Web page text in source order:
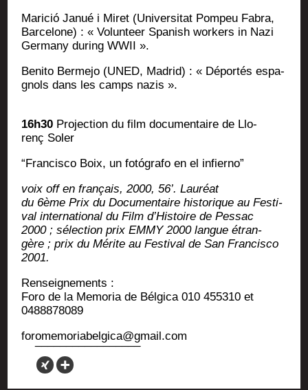
Mari­ció Janué i Miret (Uni­ver­si­tat Pom­peu Fabra,
Bar­ce­lone) : « Volun­teer Spa­nish wor­kers in Nazi
Ger­ma­ny during WWII ».
Beni­to Ber­me­jo (UNED, Madrid) : « Dépor­tés espa­
gnols dans les camps nazis ».
16h30 Pro­jec­tion du film docu­men­taire de Llo­
renç Soler
“Fran­cis­co Boix, un fotó­gra­fo en el infierno”
voix off en fran­çais, 2000, 56’. Lauréat
du 6ème Prix du Docu­men­taire his­to­rique au Fes­ti­
val inter­na­tio­nal du Film d’Histoire de Pes­sac
2000 ; sélec­tion prix EMMY 2000 langue étran­
gère ; prix du Mérite au Fes­ti­val de San Fran­cis­co
2001.
Ren­sei­gne­ments :
Foro de la Memo­ria de Bél­gi­ca 010 455310 et
0488878089
foromemoriabelgica@gmail.com